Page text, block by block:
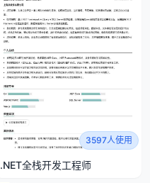
3597人使用
.NET全栈开发工程师